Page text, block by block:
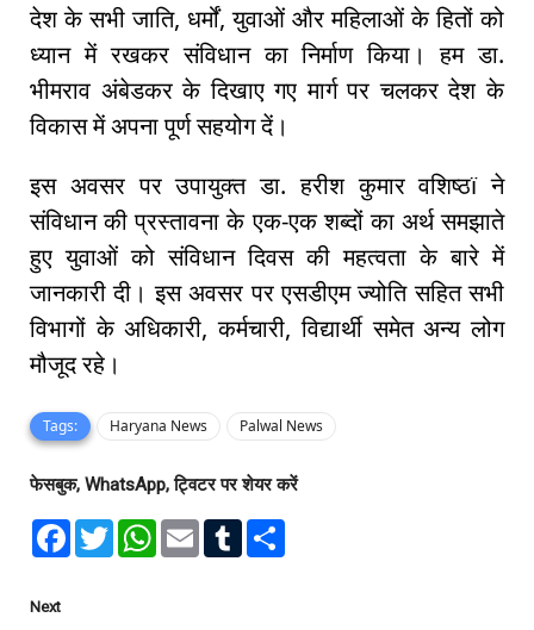
देश के सभी जाति, धर्मों, युवाओं और महिलाओं के हितों को
ध्यान में रखकर संविधान का निर्माण किया। हम डा.
भीमराव अंबेडकर के दिखाए गए मार्ग पर चलकर देश के
विकास में अपना पूर्ण सहयोग दें।
इस अवसर पर उपायुक्त डा. हरीश कुमार वशिष्ठï ने
संविधान की प्रस्तावना के एक-एक शब्दों का अर्थ समझाते
हुए युवाओं को संविधान दिवस की महत्वता के बारे में
जानकारी दी। इस अवसर पर एसडीएम ज्योति सहित सभी
विभागों के अधिकारी, कर्मचारी, विद्यार्थी समेत अन्य लोग
मौजूद रहे।
Tags: Haryana News Palwal News
फेसबुक, WhatsApp, ट्विटर पर शेयर करें
F
T
w
W
E
T
Next